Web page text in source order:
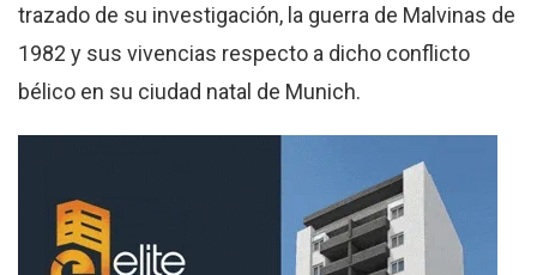
trazado de su investigación, la guerra de Malvinas de
1982 y sus vivencias respecto a dicho conflicto
bélico en su ciudad natal de Munich.